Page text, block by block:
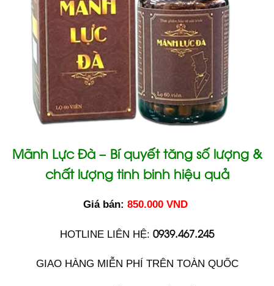
Mãnh Lực Đà – Bí quyết tăng số lượng &
chất lượng tinh binh hiệu quả
Giá bán: 850.000 VND
HOTLINE LIÊN HỆ: 0939.467.245
GIAO HÀNG MIỄN PHÍ TRÊN TOÀN QUỐC